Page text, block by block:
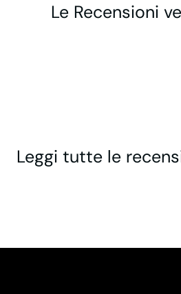
Le Recensioni
Leggi tutte le